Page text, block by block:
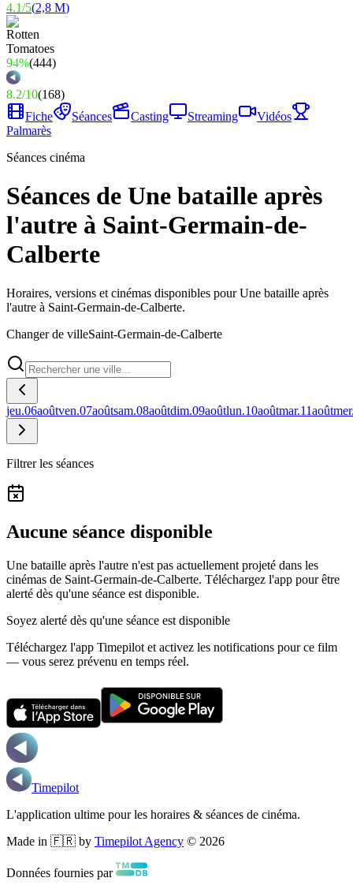
4.1/5(2,8 M)
94%(444)
8.2/10(168)
Fiche
Séances Casting Streaming
Vidéos
Palmarès
Séances cinéma
Séances de Une bataille après
l'autre à Saint-Germain-de-
Calberte
Horaires, versions et cinémas disponibles pour Une bataille après
l'autre à Saint-Germain-de-Calberte.
Changer de villeSaint-Germain-de-Calberte
jeu.06aoûtven.07aoûtsam.08aoûtdim.09aoûtlun.10aoûtmar.11août
Filtrer les séances
Aucune séance disponible
Une bataille après l'autre n'est pas actuellement projeté dans les
cinémas de Saint-Germain-de-Calberte. Téléchargez l'app pour être
alerté dès qu'une séance est disponible.
Soyez alerté dès qu'une séance est disponible
Téléchargez l'app Timepilot et activez les notifications pour ce film
— vous serez prévenu en temps réel.
Timepilot
L'application ultime pour les horaires & séances de cinéma.
Made in 🇫🇷 by Timepilot Agency © 2026
Données fournies par